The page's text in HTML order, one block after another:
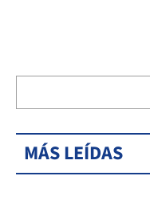
MÁS LEÍDAS